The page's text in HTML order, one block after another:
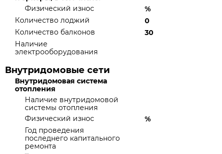
Физический износ
%
Количество лоджий
0
Количество балконов
30
Наличие
электрооборудования
Внутридомовые сети
Внутридомовая система
отопления
Наличие внутридомовой
системы отопления
Физический износ
%
Год проведения
последнего капитального
ремонта